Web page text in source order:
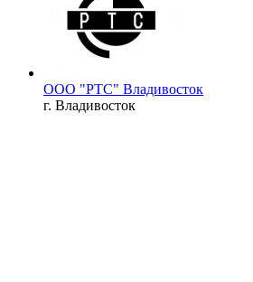
ООО "РТС" Владивосток
г. Владивосток